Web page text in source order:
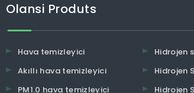
Olansi Produts
Hava temizleyici
Akıllı hava temizleyici
PM1.0 hava temizleyici
Hidrojen
Hidrojen
Hidrojen